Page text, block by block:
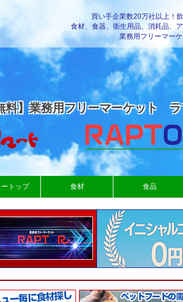
買い手企業数20万社以上！
食材、食器、衛生用品、消耗品、
業務用フリーマー
料】業務用フリーマーケット
トップ 食材 食品